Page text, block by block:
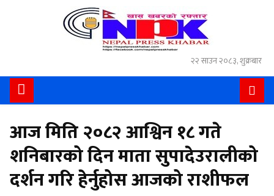
२२ साउन २०८३, शुक्रबार
आज मिति २०८२ आश्विन १८ गते
शनिबारको दिन माता सुपादेउरालीको
दर्शन गरि हेर्नुहोस आजको राशीफल